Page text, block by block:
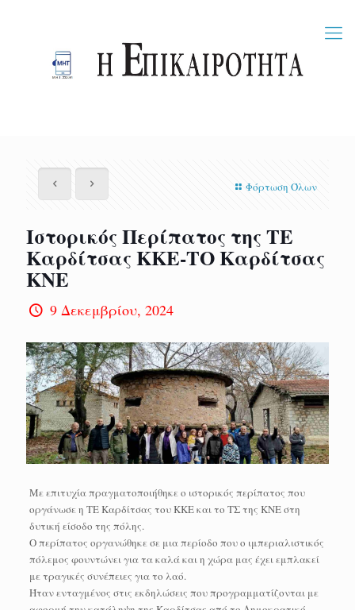
Φόρτωση Όλων
Ιστορικός Περίπατος της ΤΕ
Καρδίτσας ΚΚΕ-ΤΟ Καρδίτσας
ΚΝΕ
9 Δεκεμβρίου, 2024
Με επιτυχία πραγματοποιήθηκε ο ιστορικός περίπατος που
οργάνωσε η ΤΕ Καρδίτσας του ΚΚΕ και το ΤΣ της ΚΝΕ στη
δυτική είσοδο της πόλης.
Ο περίπατος οργανώθηκε σε μια περίοδο που ο ιμπεριαλιστικός
πόλεμος φουντώνει για τα καλά και η χώρα μας έχει εμπλακεί
με τραγικές συνέπειες για το λαό.
Ήταν ενταγμένος στις εκδηλώσεις που προγραμματίζονται με